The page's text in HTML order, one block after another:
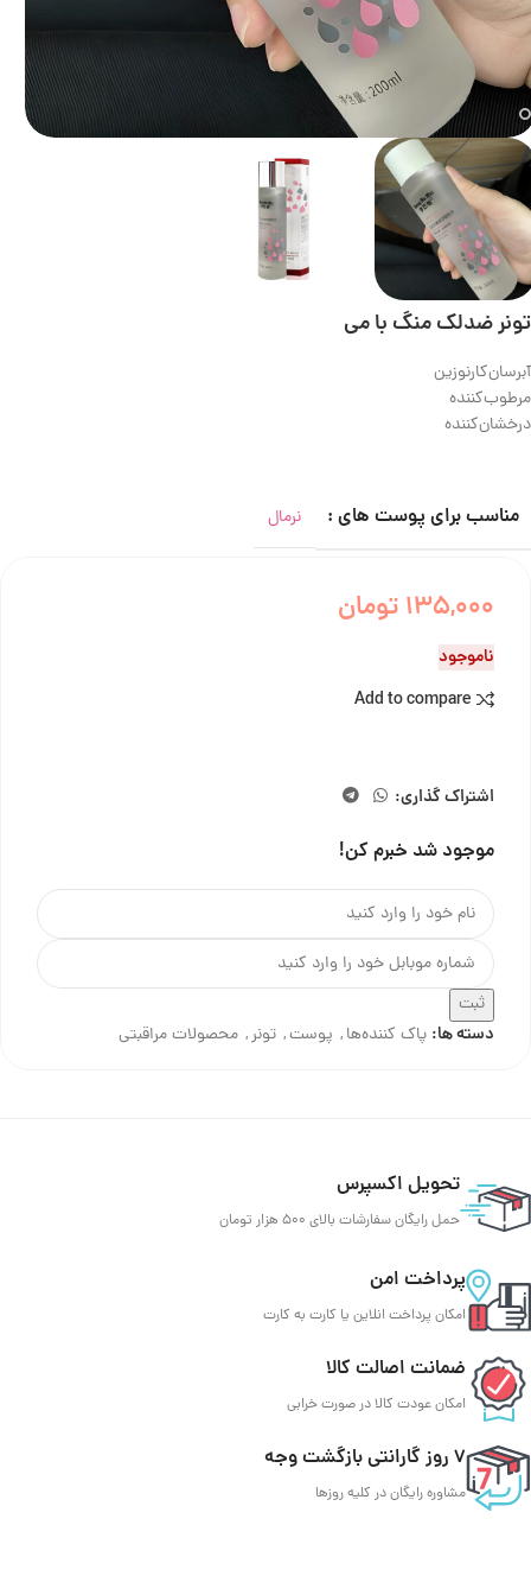
تونر ضدلک منگ با می
آبرسان‌کارنوزین
مرطوب‌کننده
درخشان‌کننده
مناسب برای پوست های : نرمال
135,000 تومان
ناموجود
Add to compare
اشتراک گذاری:
موجود شد خبرم کن!
ثبت
دسته ها: پاک کننده‌ها, پوست, تونر, محصولات مراقبتی
تحویل اکسپرس
حمل رایگان سفارشات بالای 500 هزار تومان
پرداخت امن
امکان پرداخت انلاین یا کارت به کارت
ضمانت اصالت کالا
امکان عودت کالا در صورت خرابی
7 روز گارانتی بازگشت وجه
مشاوره رایگان در کلیه روزها